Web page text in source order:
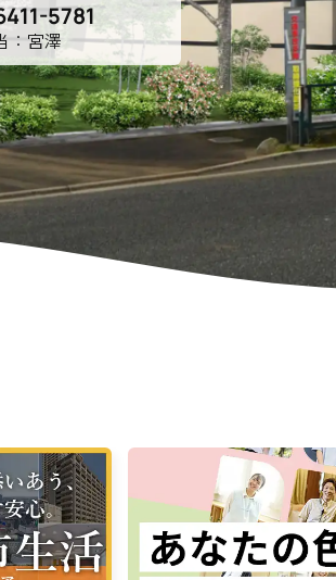
ふれあいを大切にする介護、笑顔が溢れ
3県下で38施設・151事業所の介護関連事
ビジョンでは、今後ますます高まる介護
り」
。たくましさ
もたちがやわらかな日差しに包まれる「
力を信じ、地域に開かれた園づくりを目
東山公園では、小学生の児童が放課後安
語・習字・選択)などの学習面にも力を
5781
：宮澤